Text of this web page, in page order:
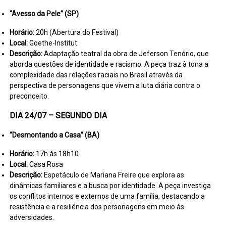
“Avesso da Pele” (SP)
Horário:20h (Abertura do Festival)
Local:Goethe-Institut
Descrição:Adaptação teatral da obra de Jeferson Tenório, que
aborda questões de identidade e racismo. A peça traz à tona a
complexidade das relações raciais no Brasil através da
perspectiva de personagens que vivem a luta diária contra o
preconceito.
DIA 24/07 – SEGUNDO DIA
“Desmontando a Casa” (BA)
Horário: 17h às 18h10
Local:Casa Rosa
Descrição: Espetáculo de Mariana Freire que explora as
dinâmicas familiares e a busca por identidade. A peça investiga
os conflitos internos e externos de uma família, destacando a
resistência e a resiliência dos personagens em meio às
adversidades.